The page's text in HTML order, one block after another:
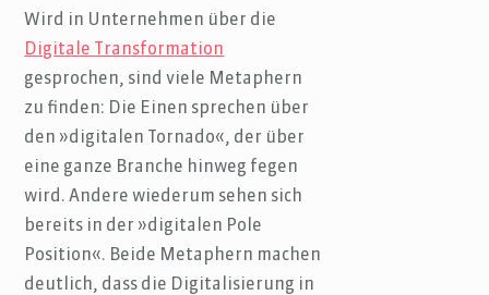
Wird in Unternehmen über die
Digitale Transformation
gesprochen, sind viele Metaphern
zu finden: Die Einen sprechen über
den »digitalen Tornado«, der über
eine ganze Branche hinweg fegen
wird. Andere wiederum sehen sich
bereits in der »digitalen Pole
Position«. Beide Metaphern machen
deutlich, dass die Digitalisierung in